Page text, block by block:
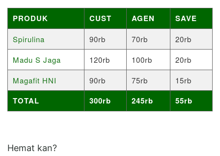
PRODUK CUST AGEN SAVE
Spirulina 90rb 70rb
20rb
Madu S Jaga
120rb 100rb
20rb
Magafit HNI
90rb 75rb 15rb
TOTAL 300rb 245rb 55rb
Hemat kan?